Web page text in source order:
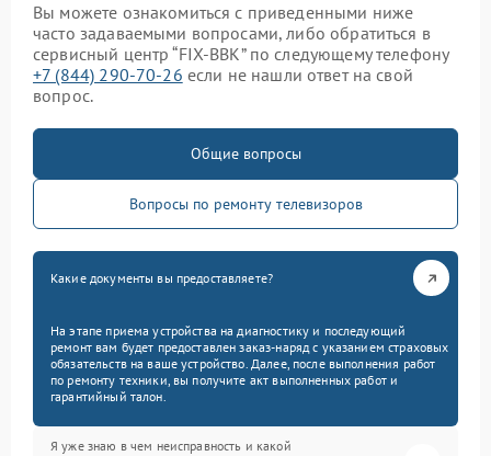
Вы можете ознакомиться с приведенными ниже
часто задаваемыми вопросами, либо обратиться в
сервисный центр “FIX-BBK” по следующему телефону
+7 (844) 290-70-26 если не нашли ответ на свой
вопрос.
Общие вопросы
Вопросы по ремонту телевизоров
Какие документы вы предоставляете?
На этапе приема устройства на диагностику и последующий
ремонт вам будет предоставлен заказ-наряд с указанием страховых
обязательств на ваше устройство. Далее, после выполнения работ
по ремонту техники, вы получите акт выполненных работ и
гарантийный талон.
Я уже знаю в чем неисправность и какой